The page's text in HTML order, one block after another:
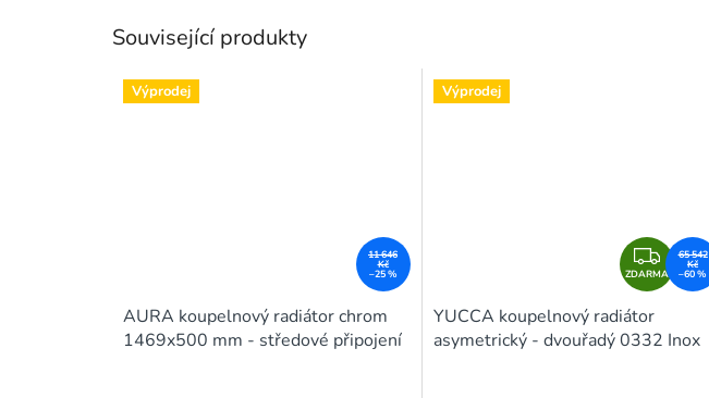
Související produkty
Výprodej
11 646
Kč
–25 %
AURA koupelnový radiátor chrom
1469x500 mm - středové připojení
Výprodej
Z
D
R
ZDARMA
65 542
Kč
–60 %
YUCCA koupelnový radiátor
asymetrický - dvouřadý 0332 Inox